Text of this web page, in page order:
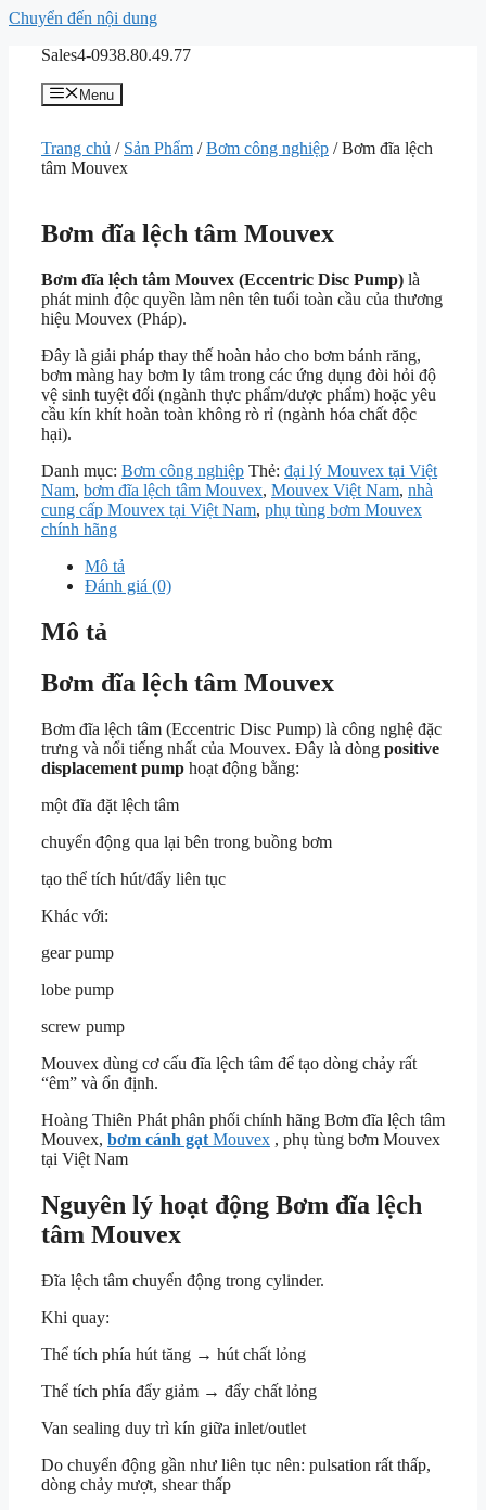
Chuyển đến nội dung
Sales4-0938.80.49.77
Menu
Trang chủ / Sản Phẩm /Bơm công nghiệp / Bơm đĩa lệch
tâm Mouvex
Bơm đĩa lệch tâm Mouvex
Bơm đĩa lệch tâm Mouvex (Eccentric Disc Pump) là
phát minh độc quyền làm nên tên tuổi toàn cầu của thương
hiệu Mouvex (Pháp).
Đây là giải pháp thay thế hoàn hảo cho bơm bánh răng,
bơm màng hay bơm ly tâm trong các ứng dụng đòi hỏi độ
vệ sinh tuyệt đối (ngành thực phẩm/dược phẩm) hoặc yêu
cầu kín khít hoàn toàn không rò rỉ (ngành hóa chất độc
hại).
Danh mục: Bơm công nghiệp Thẻ: đại lý Mouvex tại Việt
Nam, bơm đĩa lệch tâm Mouvex, Mouvex Việt Nam, nhà
cung cấp Mouvex tại Việt Nam, phụ tùng bơm Mouvex
chính hãng
Mô tả
Đánh giá (0)
Mô tả
Bơm đĩa lệch tâm Mouvex
Bơm đĩa lệch tâm (Eccentric Disc Pump) là công nghệ đặc
trưng và nổi tiếng nhất của Mouvex. Đây là dòng positive
displacement pump hoạt động bằng:
một đĩa đặt lệch tâm
chuyển động qua lại bên trong buồng bơm
tạo thể tích hút/đẩy liên tục
Khác với:
gear pump
lobe pump
screw pump
Mouvex dùng cơ cấu đĩa lệch tâm để tạo dòng chảy rất
“êm” và ổn định.
Hoàng Thiên Phát phân phối chính hãng Bơm đĩa lệch tâm
Mouvex, bơm cánh gạt Mouvex , phụ tùng bơm Mouvex
tại Việt Nam
Nguyên lý hoạt động Bơm đĩa lệch
tâm Mouvex
Đĩa lệch tâm chuyển động trong cylinder.
Khi quay:
Thể tích phía hút tăng → hút chất lỏng
Thể tích phía đẩy giảm → đẩy chất lỏng
Van sealing duy trì kín giữa inlet/outlet
Do chuyển động gần như liên tục nên: pulsation rất thấp,
dòng chảy mượt, shear thấp